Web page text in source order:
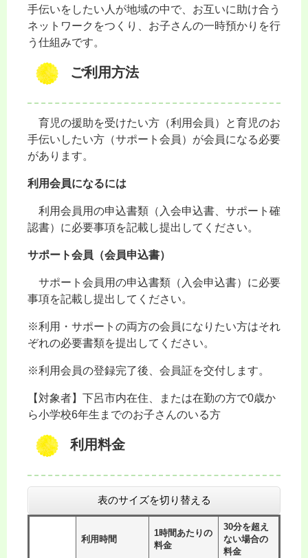
手伝いをしたい人が地域の中で、お互いに助け合う
ネットワークをつくり、お子さんの一時預かりを行
う仕組みです。
ご利用方法
育児の援助を受けたい方（利用会員）と育児のお
手伝いしたい方（サポート会員）が会員になる必要
があります。
利用会員になるには
利用会員用の申込書類（入会申込書、サポート確
認書）に必要事項を記載し提出してください。
サポート会員（会員申込書）
サポート会員用の申込書類（入会申込書）に必要
事項を記載し提出してください。
※利用・サポートの両方の会員になりたい方はそれ
ぞれの必要書類を提出してください。
※利用会員の登録完了後、会員証を交付します。
【対象者】下呂市内在住、または在勤の方で0歳か
ら小学校6年生までのお子さんのいる方
利用料金
表のサイズを切り替える
利用時間
1時間あたりの
料金
30分を超え
ない場合の
料金